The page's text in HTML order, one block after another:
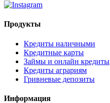
Продукты
Кредиты наличными
Кредитные карты
Займы и онлайн кредиты
Кредиты аграриям
Гривневые депозиты
Информация